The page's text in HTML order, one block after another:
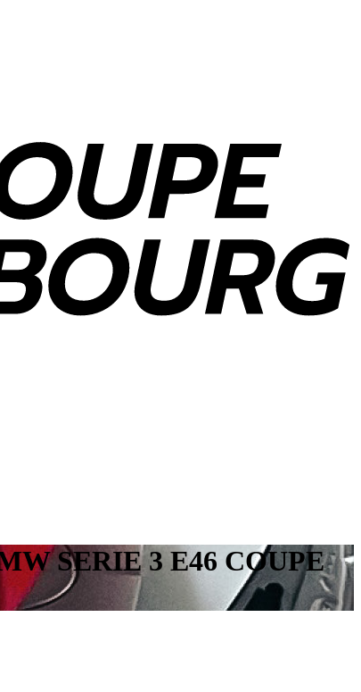
SERIE 3 E46 COUPE